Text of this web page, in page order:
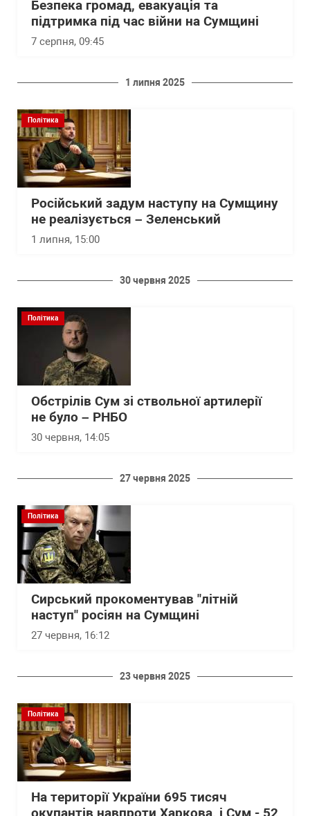
Безпека громад, евакуація та
підтримка під час війни на Сумщині
7 серпня, 09:45
1 липня 2025
Політика
Російський задум наступу на Сумщину
не реалізується – Зеленський
1 липня, 15:00
30 червня 2025
Політика
Обстрілів Сум зі ствольної артилерії
не було – РНБО
30 червня, 14:05
27 червня 2025
Політика
Сирський прокоментував "літній
наступ" росіян на Сумщині
27 червня, 16:12
23 червня 2025
Політика
На території України 695 тисяч